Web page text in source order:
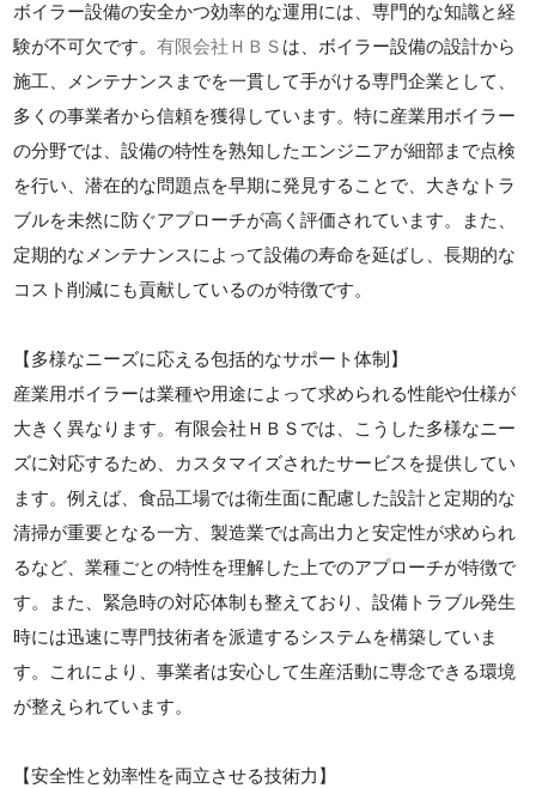
ボイラー設備の安全かつ効率的な運用には、専門的な知識と経
験が不可欠です。有限会社ＨＢＳ は、ボイラー設備の設計から
施工、メンテナンスまでを一貫して手がける専門企業として、
多くの事業者から信頼を獲得しています。特に産業用ボイラー
の分野では、設備の特性を熟知したエンジニアが細部まで点検
を行い、潜在的な問題点を早期に発見することで、大きなトラ
ブルを未然に防ぐアプローチが高く評価されています。また、
定期的なメンテナンスによって設備の寿命を延ばし、長期的な
コスト削減にも貢献しているのが特徴です。
【多様なニーズに応える包括的なサポート体制】
産業用ボイラーは業種や用途によって求められる性能や仕様が
大きく異なります。有限会社ＨＢＳでは、こうした多様なニー
ズに対応するため、カスタマイズされたサービスを提供してい
ます。例えば、食品工場では衛生面に配慮した設計と定期的な
清掃が重要となる一方、製造業では高出力と安定性が求められ
るなど、業種ごとの特性を理解した上でのアプローチが特徴で
す。また、緊急時の対応体制も整えており、設備トラブル発生
時には迅速に専門技術者を派遣するシステムを構築していま
す。これにより、事業者は安心して生産活動に専念できる環境
が整えられています。
【安全性と効率性を両立させる技術力】